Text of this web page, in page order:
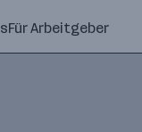
Für Arbeitgeber